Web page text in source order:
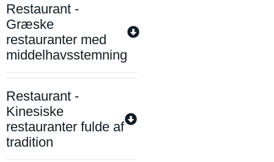
Restaurant -
Græske
restauranter med
middelhavsstemning
Restaurant -
Kinesiske
restauranter fulde af
tradition